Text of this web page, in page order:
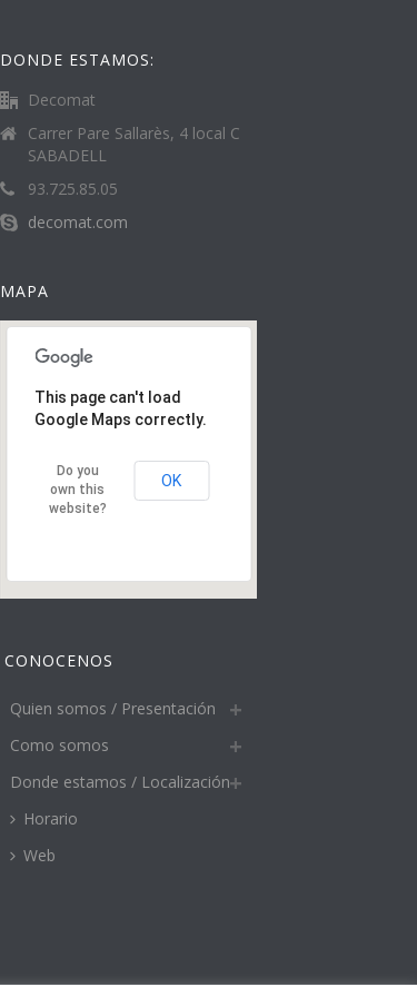
DONDE ESTAMOS:
Decomat
Carrer Pare Sallarès, 4 local C
SABADELL
93.725.85.05
decomat.com
MAPA
This page can't load
Google Maps correctly.
Do you
own this
website?
OK
CONOCENOS
Quien somos / Presentación
Como somos
Donde estamos / Localización
Horario
Web